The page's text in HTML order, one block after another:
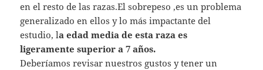
en el resto de las razas.El sobrepeso ,es un problema
generalizado en ellos y lo más impactante del
estudio, la edad media de esta raza es
ligeramente superior a 7 años.
Deberíamos revisar nuestros gustos y tener un